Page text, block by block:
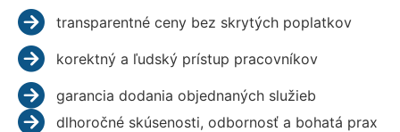
transparentné ceny bez skrytých poplatkov
korektný a ľudský prístup pracovníkov
garancia dodania objednaných služieb
dlhoročné skúsenosti, odbornosť a bohatá prax